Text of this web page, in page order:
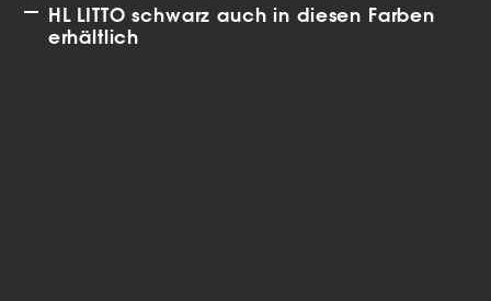
HL LITTO schwarz auch in diesen Farben
erhältlich